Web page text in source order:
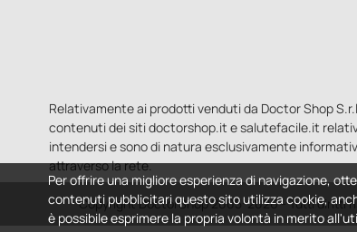
Relativamente ai prodotti venduti da Doctor Shop
contenuti dei siti doctorshop.it e salutefacile.it
intendersi e sono di natura esclusivamente
attraverso la rete.
Copyright DoctorShop 2005-2026 - Tutti diritti
Per offrire una migliore esperienza di navigazione,
contenuti pubblicitari questo sito utilizza cookie,
è possibile esprimere la propria volontà in merito